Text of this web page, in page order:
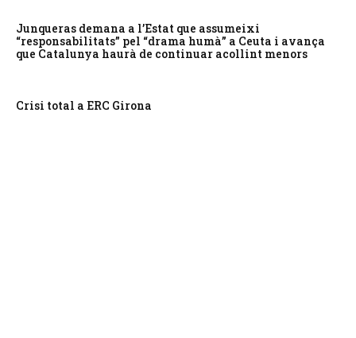
Junqueras demana a l’Estat que assumeixi
“responsabilitats” pel “drama humà” a Ceuta i avança
que Catalunya haurà de continuar acollint menors
Crisi total a ERC Girona